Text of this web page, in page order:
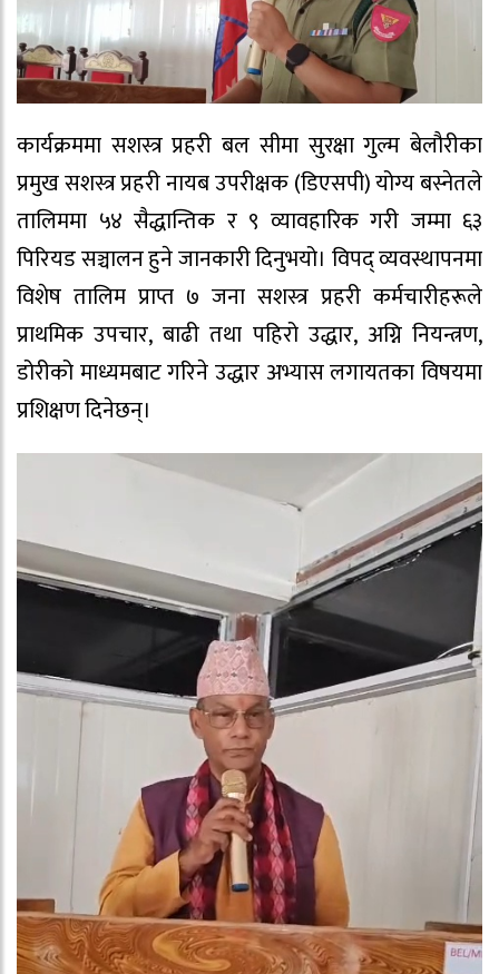
कार्यक्रममा सशस्त्र प्रहरी बल सीमा सुरक्षा गुल्म बेलौरीका
प्रमुख सशस्त्र प्रहरी नायब उपरीक्षक (डिएसपी) योग्य बस्नेतले
तालिममा ५४ सैद्धान्तिक र ९ व्यावहारिक गरी जम्मा ६३
पिरियड सञ्चालन हुने जानकारी दिनुभयो। विपद् व्यवस्थापनमा
विशेष तालिम प्राप्त ७ जना सशस्त्र प्रहरी कर्मचारीहरूले
प्राथमिक उपचार, बाढी तथा पहिरो उद्धार, अग्नि नियन्त्रण,
डोरीको माध्यमबाट गरिने उद्धार अभ्यास लगायतका विषयमा
प्रशिक्षण दिनेछन्।